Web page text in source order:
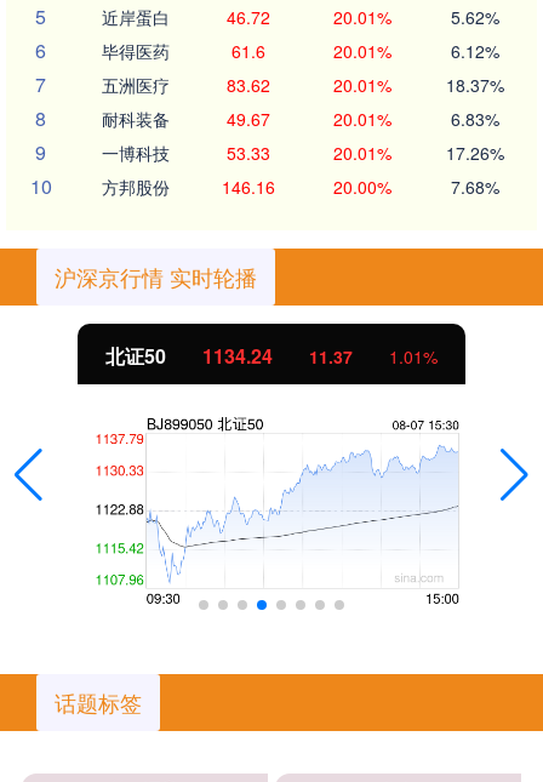
5 近岸蛋白 46.72 20.01% 5.62%
6 毕得医药 61.6 20.01% 6.12%
7 五洲医疗 83.62 20.01% 18.37%
8 耐科装备 49.67 20.01% 6.83%
9 一博科技 53.33 20.01% 17.26%
10 方邦股份 146.16 20.00% 7.68%
沪深京行情 实时轮播
北证50 1134.24 11.37 1.01%
话题标签